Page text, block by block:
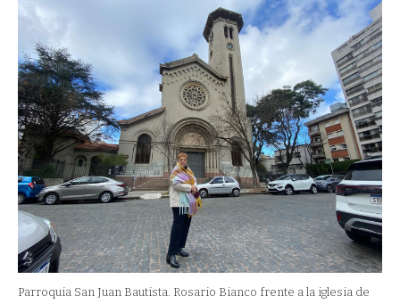
Parroquia San Juan Bautista. Rosario Bianco frente a la iglesia de